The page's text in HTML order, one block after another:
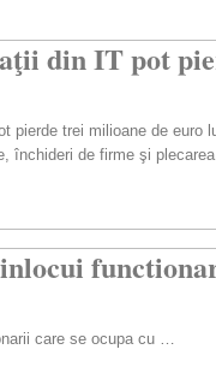
din IT pot
pierde trei milioane de
închideri de firme şi
care se ocupa cu …